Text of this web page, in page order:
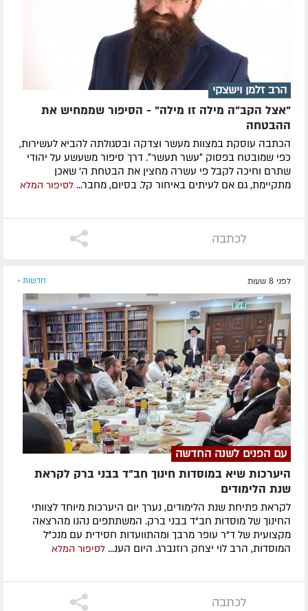
הרב זלמן וישצקי
"אצל הקב"ה מילה זו מילה" - הסיפור שממחיש את
ההבטחה
הכתבה עוסקת במצוות מעשר וצדקה ובסגולתה להביא לעשירות,
כפי שמובטח בפסוק ״עשר תעשר״. דרך סיפור משעשע על יהודי
שתרם וחיכה לקבל פי עשרה מחצין את הבטחת ה' שאכן
מתקיימת, גם אם לעיתים באיחור קל. בסיום, מחבר... לסיפור המלא
לכתבה
לפני 8 שעות חדשות »
עם הפנים לשנה החדשה
היערכות שיא במוסדות חינוך חב"ד בבני ברק לקראת
שנת הלימודים
לקראת פתיחת שנת הלימודים, נערך יום היערכות מיוחד לצוותי
החינוך של מוסדות חב"ד בבני ברק. המשתתפים נהנו מהרצאה
מקצועית של ד"ר עופר מרבך ומהתוועדות חסידית עם מנכ"ל
המוסדות, הרב לוי יצחק רוזנברג. היום הענ... לסיפור המלא
לכתבה